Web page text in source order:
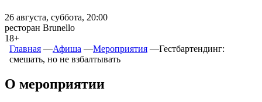
26 августа, суббота, 20:00
ресторан Brunello
18+
Главная ―Афиша ―Мероприятия ―Гестбартендинг:
смешать, но не взбалтывать
О мероприятии